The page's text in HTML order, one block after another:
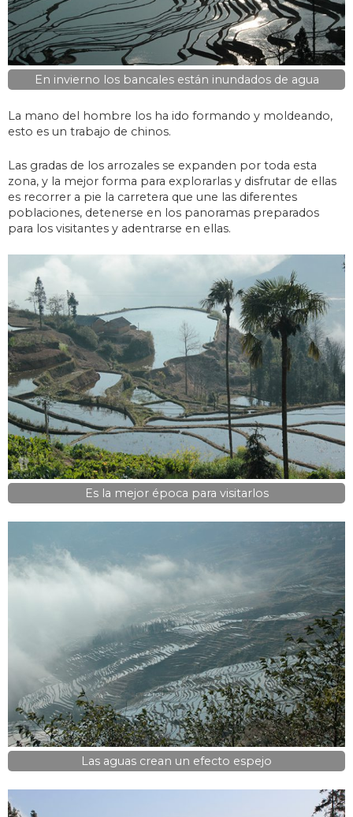
En invierno los bancales están inundados de agua
La mano del hombre los ha ido formando y moldeando,
esto es un trabajo de chinos.
Las gradas de los arrozales se expanden por toda esta
zona, y la mejor forma para explorarlas y disfrutar de ellas
es recorrer a pie la carretera que une las diferentes
poblaciones, detenerse en los panoramas preparados
para los visitantes y adentrarse en ellas.
Es la mejor época para visitarlos
Las aguas crean un efecto espejo